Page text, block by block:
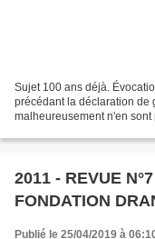
Sujet 100 ans déjà.
précédant la déclaration de
malheureusement n'en sont
2011 - REVUE
FONDATION
Publié le 25/04/2019 à